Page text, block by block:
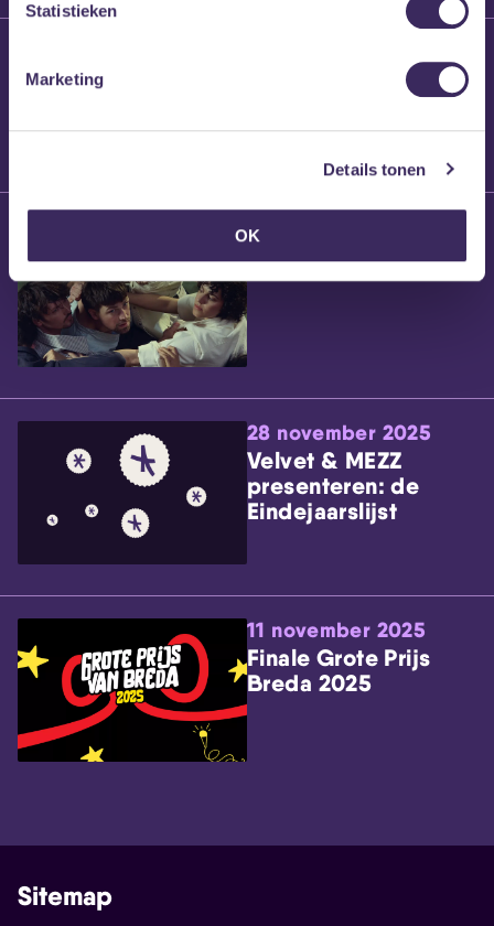
Statistieken
Marketing
Details tonen
OK
Brennt Vanneste
24 maart 2026
Willem’s Blog: Ão
28 november 2025
Velvet & MEZZ
presenteren: de
Eindejaarslijst
11 november 2025
Finale Grote Prijs
Breda 2025
Sitemap